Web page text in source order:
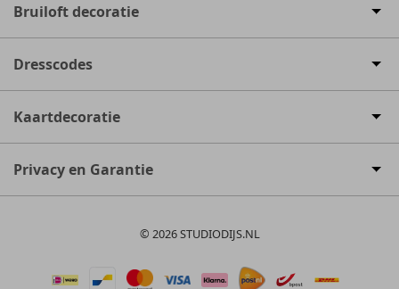
Bruiloft decoratie
Dresscodes
Kaartdecoratie
Privacy en Garantie
© 2026 STUDIODIJS.NL